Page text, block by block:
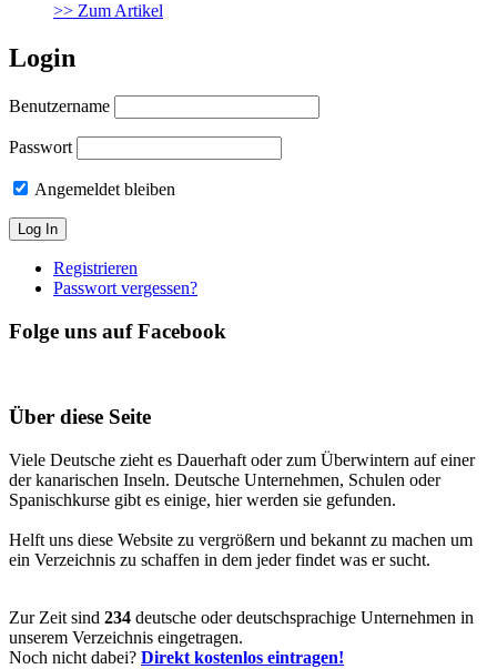
>> Zum Artikel
Login
Benutzername
Passwort
Angemeldet bleiben
Registrieren
Passwort vergessen?
Folge uns auf Facebook
Über diese Seite
Viele Deutsche zieht es Dauerhaft oder zum Überwintern auf einer
der kanarischen Inseln. Deutsche Unternehmen, Schulen oder
Spanischkurse gibt es einige, hier werden sie gefunden.
Helft uns diese Website zu vergrößern und bekannt zu machen um
ein Verzeichnis zu schaffen in dem jeder findet was er sucht.
Zur Zeit sind 234 deutsche oder deutschsprachige Unternehmen in
unserem Verzeichnis eingetragen.
Noch nicht dabei? Direkt kostenlos eintragen!